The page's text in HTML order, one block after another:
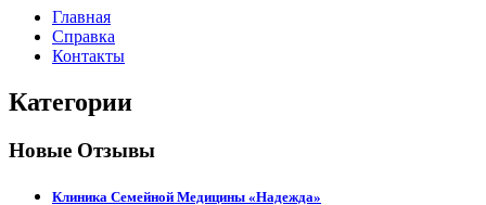
Главная
Справка
Контакты
Категории
Новые Отзывы
Клиника Семейной Медицины «Надежда»